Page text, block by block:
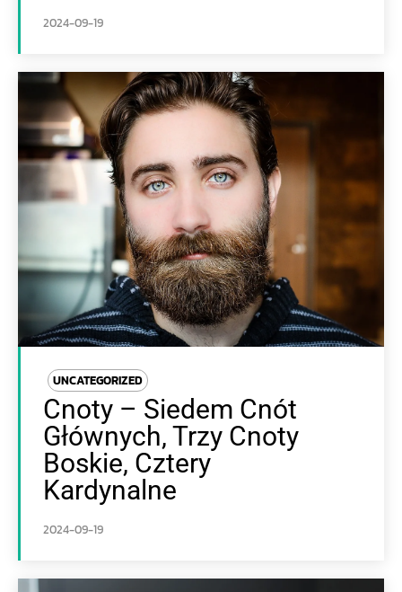
2024-09-19
UNCATEGORIZED
Cnoty – Siedem Cnót
Głównych, Trzy Cnoty
Boskie, Cztery
Kardynalne
2024-09-19